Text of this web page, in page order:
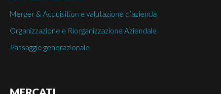
Merger & Acquisition e valutazione d’azienda
Organizzazione e Riorganizzazione Aziendale
Passaggio generazionale